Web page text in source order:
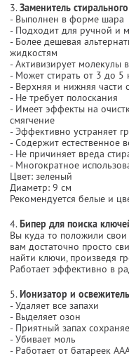
3.Заменитель
- Выполнен в форме шара
- Подходит для ручной и
- Более дешевая
жидкостям
- Активизирует молекулы
- Может стирать от 3 до
- Верхняя и нижняя части
- Не требует полоскания
- Имеет эффекты на
смягчение
- Эффективно устраняет
- Содержит естественное
- Не причиняет вреда
- Многократное
Цвет: зеленый
Диаметр: 9 см
Рекомендуется белые и
4.Бипер для поиска
Вы куда то положили
вам достаточно просто
найти ключи, произведя
Работает эффективно в
5.Ионизатор и
- Удаляет все запахи
- Выделяет озон
- Приятный запах
- Убивает моль
- Работает от батареек